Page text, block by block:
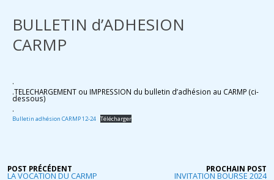
BULLETIN d’ADHESION
CARMP
.
.TELECHARGEMENT ou IMPRESSION du bulletin d’adhésion au CARMP (ci-
dessous)
.
Bulletin adhésion CARMP 12-24 Télécharger
POST PRÉCÉDENT
LA VOCATION DU CARMP
PROCHAIN POST
INVITATION BOURSE 2024